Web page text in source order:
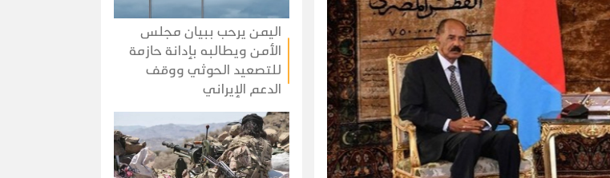
اليمن يرحب ببيان مجلس
الأمن ويطالبه بإدانة حازمة
للتصعيد الحوثي ووقف
الدعم الإيراني